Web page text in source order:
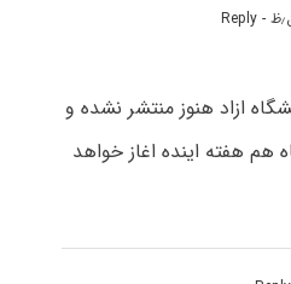
- Reply
ازاد هنوز منتشر نشده و
هم هفته اینده اغاز خواهد